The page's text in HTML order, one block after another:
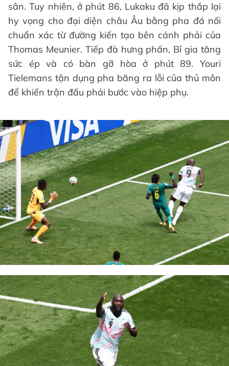
sân. Tuy nhiên, ở phút 86, Lukaku đã kịp thắp lại
hy vọng cho đại diện châu Âu bằng pha đá nối
chuẩn xác từ đường kiến tạo bên cánh phải của
Thomas Meunier. Tiếp đà hưng phấn, Bỉ gia tăng
sức ép và có bàn gỡ hòa ở phút 89. Youri
Tielemans tận dụng pha băng ra lỗi của thủ môn
để khiến trận đấu phải bước vào hiệp phụ.